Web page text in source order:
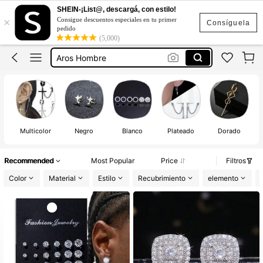
Consíguela
×
SHEIN-¡List@, descargá, con estilo!
Consigue descuentos especiales en tu primer
pedido
(5,000)
Aretes Para Hombre De Iman
Aretes Para Hombre
Aros Hombre
Accesorios Para Hombre
Aretes Para Hombre De Iman
Aretes Para Hombre
Multicolor Negro Blanco Plateado Dorado
Recommended Most Popular Price
Filtros
Color
Material Estilo Recubrimiento elemento